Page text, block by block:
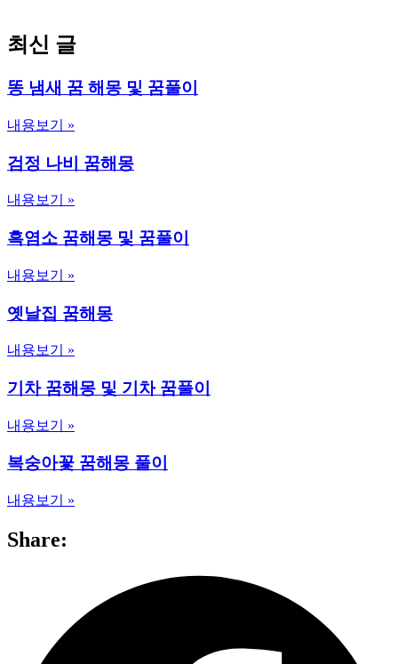
최신 글
똥 냄새 꿈 해몽 및 꿈풀이
내용보기 »
검정 나비 꿈해몽
내용보기 »
흑염소 꿈해몽 및 꿈풀이
내용보기 »
옛날집 꿈해몽
내용보기 »
기차 꿈해몽 및 기차 꿈풀이
내용보기 »
복숭아꽃 꿈해몽 풀이
내용보기 »
Share: